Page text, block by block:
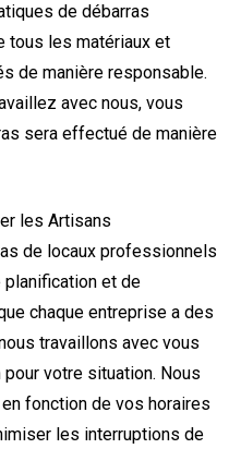
de débarras
tous les matériaux et
de manière responsable.
avec nous, vous
sera effectué de manière
les Artisans
de locaux professionnels
et de
chaque entreprise a des
travaillons avec vous
votre situation. Nous
fonction de vos horaires
les interruptions de